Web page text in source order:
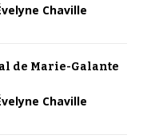
Chaville
de Marie-Galante
Chaville